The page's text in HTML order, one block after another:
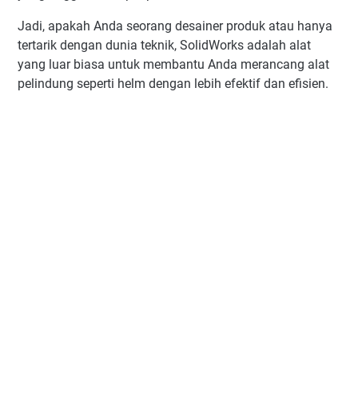
Jadi, apakah Anda seorang desainer produk atau hanya
tertarik dengan dunia teknik, SolidWorks adalah alat
yang luar biasa untuk membantu Anda merancang alat
pelindung seperti helm dengan lebih efektif dan efisien.